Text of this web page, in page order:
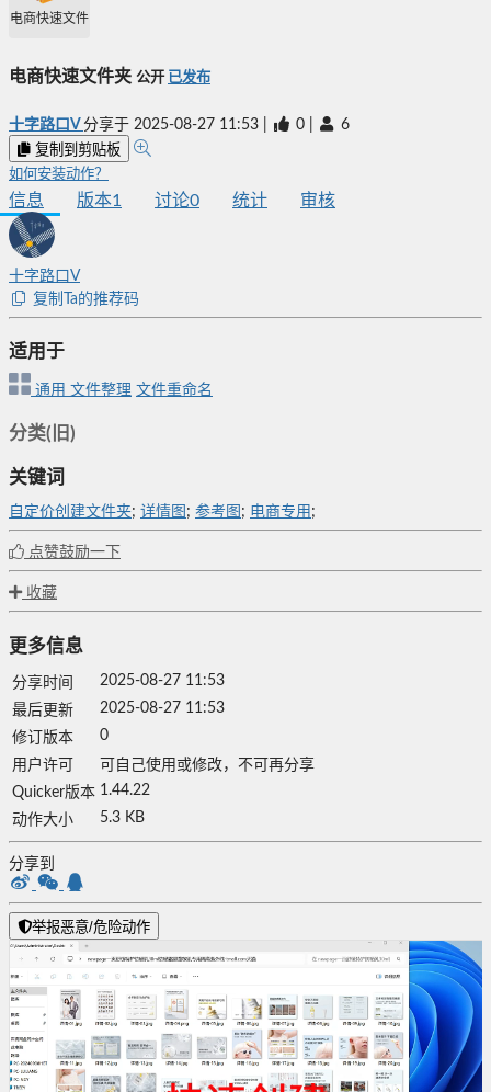
电商快速文件夹
电商快速文件夹 公开 已发布
十字路口V分享于 2025-08-27 11:53 0 6
复制到剪贴板
如何安装动作？
信息 版本1 讨论0 统计 审核
十字路口V
复制Ta的推荐码
适用于
通用 文件整理 文件重命名
分类(旧)
关键词
自定价创建文件夹; 详情图 ; 参考图 ; 电商专用 ;
点赞鼓励一下
收藏
更多信息
分享时间
2025-08-27 11:53
最后更新
2025-08-27 11:53
修订版本
0
用户许可
可自己使用或修改，不可再分享
Quicker版本 1.44.22
动作大小
5.3 KB
分享到
举报恶意/危险动作